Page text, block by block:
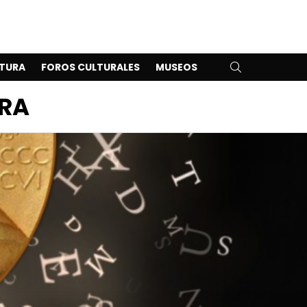
FOROS CULTURALES MUSEOS